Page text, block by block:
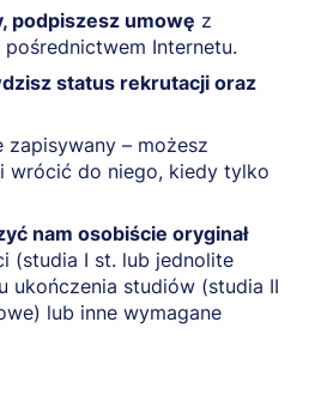
podpiszesz umowę z
Internetu.
status rekrutacji oraz
zapisywany – możesz
wrócić do niego, kiedy tylko
nam osobiście oryginał
(studia I st. lub jednolite
ukończenia studiów (studia II
lub inne wymagane